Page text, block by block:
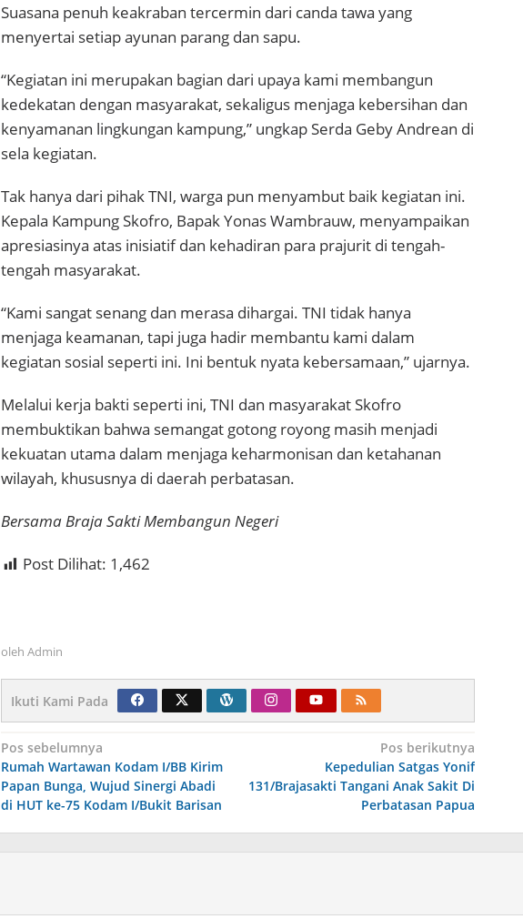
Suasana penuh keakraban tercermin dari canda tawa yang
menyertai setiap ayunan parang dan sapu.
“Kegiatan ini merupakan bagian dari upaya kami membangun
kedekatan dengan masyarakat, sekaligus menjaga kebersihan dan
kenyamanan lingkungan kampung,” ungkap Serda Geby Andrean di
sela kegiatan.
Tak hanya dari pihak TNI, warga pun menyambut baik kegiatan ini.
Kepala Kampung Skofro, Bapak Yonas Wambrauw, menyampaikan
apresiasinya atas inisiatif dan kehadiran para prajurit di tengah-
tengah masyarakat.
“Kami sangat senang dan merasa dihargai. TNI tidak hanya
menjaga keamanan, tapi juga hadir membantu kami dalam
kegiatan sosial seperti ini. Ini bentuk nyata kebersamaan,” ujarnya.
Melalui kerja bakti seperti ini, TNI dan masyarakat Skofro
membuktikan bahwa semangat gotong royong masih menjadi
kekuatan utama dalam menjaga keharmonisan dan ketahanan
wilayah, khususnya di daerah perbatasan.
Bersama Braja Sakti Membangun Negeri
Post Dilihat: 1,462
oleh Admin
Ikuti Kami Pada
Navigasi
pos
Pos sebelumnya
Rumah Wartawan Kodam I/BB Kirim
Papan Bunga, Wujud Sinergi Abadi
di HUT ke-75 Kodam I/Bukit Barisan
Pos berikutnya
Kepedulian Satgas Yonif
131/Brajasakti Tangani Anak Sakit Di
Perbatasan Papua